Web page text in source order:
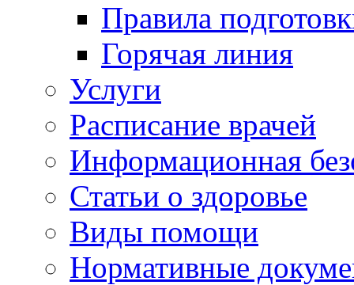
Правила
Горячая линия
Услуги
Расписание врачей
Информационная
Статьи о здоровье
Виды помощи
Нормативные